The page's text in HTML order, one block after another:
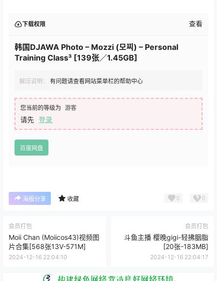
下载权限 查看
韩国DJAWA Photo – Mozzi (모찌) – Personal
Training Class³ [139张／1.45GB]
解压说明： 有问题请查看网站菜单栏的帮助中心
您当前的等级为 游客
请先 登录
百度网盘
海报分享 收藏 0 0
会员打包
Moii Chan (Moiicos43)视频图
片合集[568张13V-571M]
2024-12-16 22:04:10
会员打包
斗鱼主播 樱晚gigi-轻拂胭脂
[20张-183MB]
2024-12-16 22:04:17